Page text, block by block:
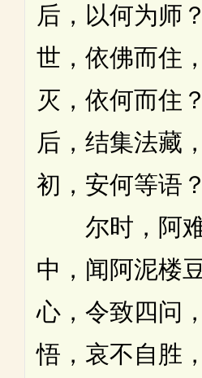
后，以何为师
世，依佛而住
灭，依何而住
后，结集法藏
初，安何等语
尔时，阿难
中，闻阿泥楼
心，令致四问
悟，哀不自胜